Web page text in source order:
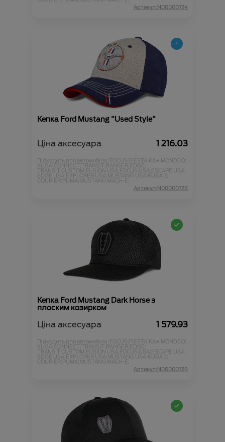
Артикул:N00000724
Кепка Ford Mustang "Used Style"
Ціна аксесуара 1 216.03
Підходить для автомобіля :FOCUS;FIESTA;KA+;MONDEO;
KUGA;CONNECT;TRANSIT;RANGER;EDGE;
TRANSIT CUSTOM;FUSION USA;FOCUS USA;ESCAPE USA;
EDGE USA;EXPLORER USA;MUSTANG USA;KUGA 3;
COURIER;PUMA;MUSTANG MACH-E;
Артикул:N00000728
Кепка Ford Mustang Dark Horse з
плоским козирком
Ціна аксесуара 1 579.93
Підходить для автомобіля :FOCUS;FIESTA;KA+;MONDEO;
KUGA;CONNECT;TRANSIT;RANGER;EDGE;
TRANSIT CUSTOM;FUSION USA;FOCUS USA;ESCAPE USA;
EDGE USA;EXPLORER USA;MUSTANG USA;KUGA 3;
COURIER;PUMA;MUSTANG MACH-E;
Артикул:N00000729